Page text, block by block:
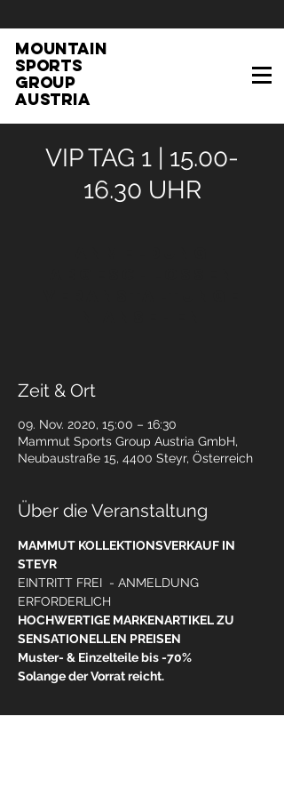
MOUNTAIN
SPORTS
GROUP
AUSTRIA
VIP TAG 1 | 15.00-
16.30 UHR
Zeit & Ort
09. Nov. 2020, 15:00 – 16:30
Mammut Sports Group Austria GmbH,
Neubaustraße 15, 4400 Steyr, Österreich
Über die Veranstaltung
MAMMUT KOLLEKTIONSVERKAUF IN
STEYR
EINTRITT FREI  - ANMELDUNG
ERFORDERLICH
HOCHWERTIGE MARKENARTIKEL ZU
SENSATIONELLEN PREISEN
Muster- & Einzelteile bis -70%
Solange der Vorrat reicht.